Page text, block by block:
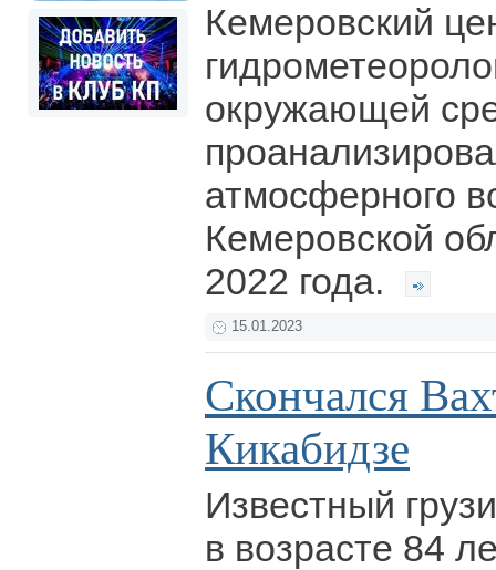
Кемеровский
окружающей
атмосферного
Кемеровской
2022 года.
15.01.2023
Скончался
Кикабидзе
Известный
в возрасте 84